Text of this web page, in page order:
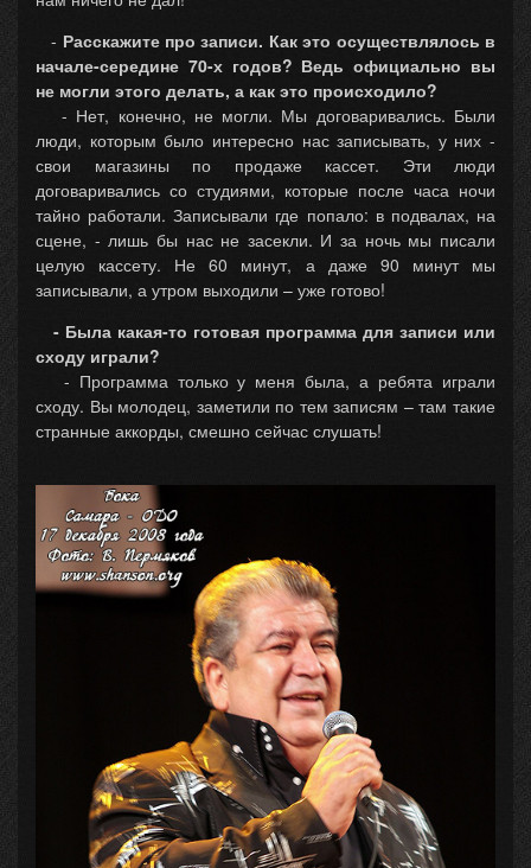
- Расскажите про записи. Как это осуществлялось в
начале-середине 70-х годов? Ведь официально вы
не могли этого делать, а как это происходило?
- Нет, конечно, не могли. Мы договаривались. Были
люди, которым было интересно нас записывать, у них -
свои магазины по продаже кассет. Эти люди
договаривались со студиями, которые после часа ночи
тайно работали. Записывали где попало: в подвалах, на
сцене, - лишь бы нас не засекли. И за ночь мы писали
целую кассету. Не 60 минут, а даже 90 минут мы
записывали, а утром выходили – уже готово!
- Была какая-то готовая программа для записи или
сходу играли?
- Программа только у меня была, а ребята играли
сходу. Вы молодец, заметили по тем записям – там такие
странные аккорды, смешно сейчас слушать!